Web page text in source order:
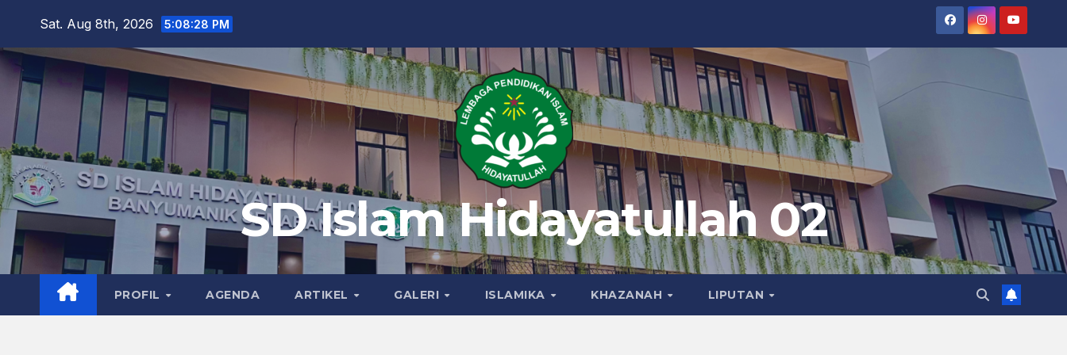
content
Sat. Aug 8th, 2026 5:08:30 PM
SD Islam Hidayatullah 02
PROFIL AGENDA ARTIKEL GALERI ISLAMIKA KHAZANAH LIPUTAN